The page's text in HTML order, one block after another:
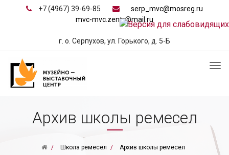
+7 (4967) 39-69-85
serp_mvc@mosreg.ru
mvc-mvc.zentr@mail.ru
г. о. Серпухов, ул. Горького, д. 5-Б
Архив школы ремесел
Школа ремесел Архив школы ремесел